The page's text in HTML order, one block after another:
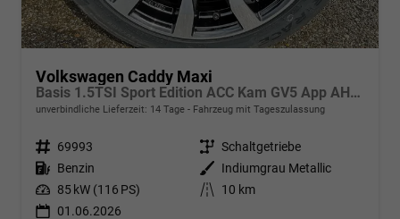
Volkswagen Caddy Maxi
Basis 1.5TSI Sport Edition ACC Kam GV5 App AHK Reling
unverbindliche Lieferzeit: 14 Tage Fahrzeug mit Tageszulassung
Fahrzeugnr. 69993 Getriebe Schaltgetriebe
Kraftstoff Benzin Außenfarbe
Indiumgrau Metallic
Leistung 85 kW (116 PS) Kilometerstand
10 km
01.06.2026